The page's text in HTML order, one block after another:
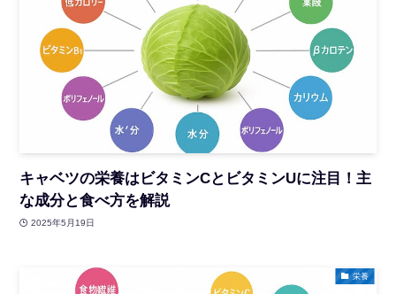
キャベツの栄養はビタミンCとビタミンUに注目！主
な成分と食べ方を解説
2025年5月19日
栄養